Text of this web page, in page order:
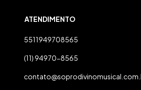
ATENDIMENTO
5511949708565
(11) 94970-8565